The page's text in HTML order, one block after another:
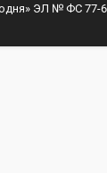
ЭЛ № ФС 77-